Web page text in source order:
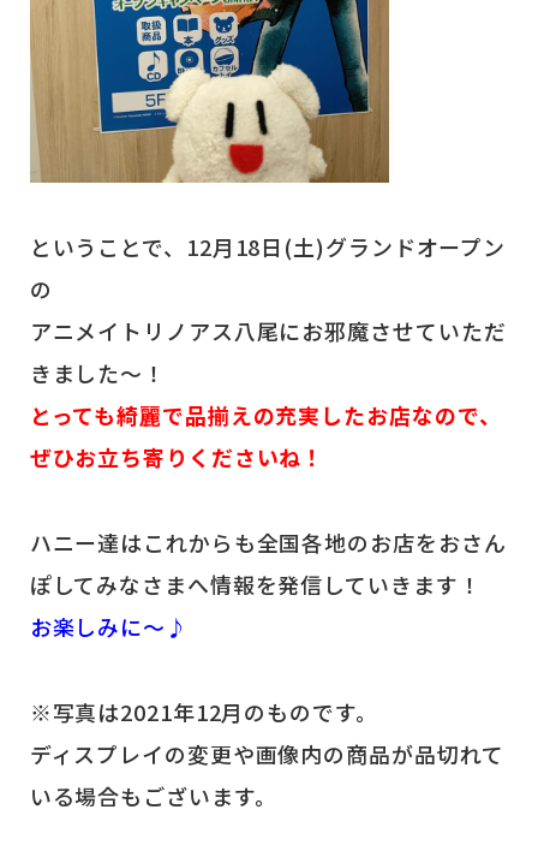
ということで、12月18日(土)グランドオープン
の
アニメイトリノアス八尾にお邪魔させていただ
きました～！
とっても綺麗で品揃えの充実したお店なので、
ぜひお立ち寄りくださいね！
ハニー達はこれからも全国各地のお店をおさん
ぽしてみなさまへ情報を発信していきます！
お楽しみに～♪
※写真は2021年12月のものです。
ディスプレイの変更や画像内の商品が品切れて
いる場合もございます。